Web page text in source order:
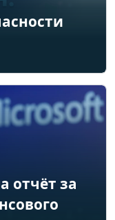
отчёт за